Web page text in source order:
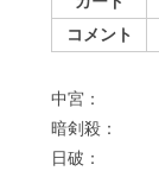
コメント
中宮：
暗剣殺：
⽇破：